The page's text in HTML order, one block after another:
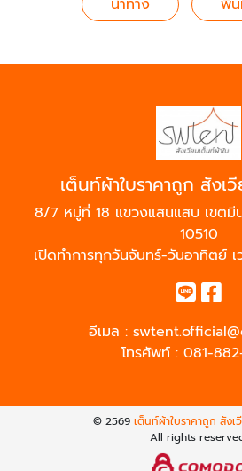
นำทาง พื้น
เต็นท์ผ้าใบราคาถูก สังเ
8/7 หมู่ที่ 18 แขวงแสนแสบ เขตมี
10510
เปิดทำการทุกวันจันทร์-วันอาทิตย์
อีเมล :
โทรศัพท์ : 081-
© 2569เต็นท์ผ้าใบราคาถูก สังเ
All rights